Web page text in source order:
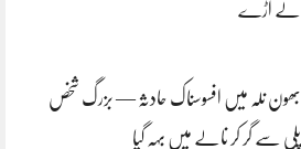
لے اڑے
بھون نلہ میں افسوسناک حادثہ — بزرگ شخص
پلی سے گر کر نالے میں بہہ گیا